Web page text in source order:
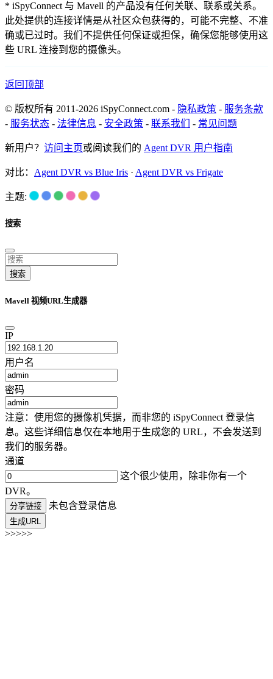
* iSpyConnect 与 Mavell 的产品没有任何关联、联系或关系。
此处提供的连接详情是从社区众包获得的，可能不完整、不准
确或已过时。我们不提供任何保证或担保，确保您能够使用这
些 URL 连接到您的摄像头。
返回顶部
© 版权所有 2011-2026 iSpyConnect.com - 隐私政策 - 服务条款
- 服务状态 - 法律信息 - 安全政策 - 联系我们 - 常见问题
新用户？ 访问主页或阅读我们的 Agent DVR 用户指南
对比： Agent DVR vs Blue Iris · Agent DVR vs Frigate
主题:
搜索
搜索
Mavell 视频URL生成器
IP
用户名
密码
注意：使用您的摄像机凭据，而非您的 iSpyConnect 登录信
息。这些详细信息仅在本地用于生成您的 URL，不会发送到
我们的服务器。
通道
这个很少使用，除非你有一个
DVR。
分享链接 未包含登录信息
生成URL
>>>>>